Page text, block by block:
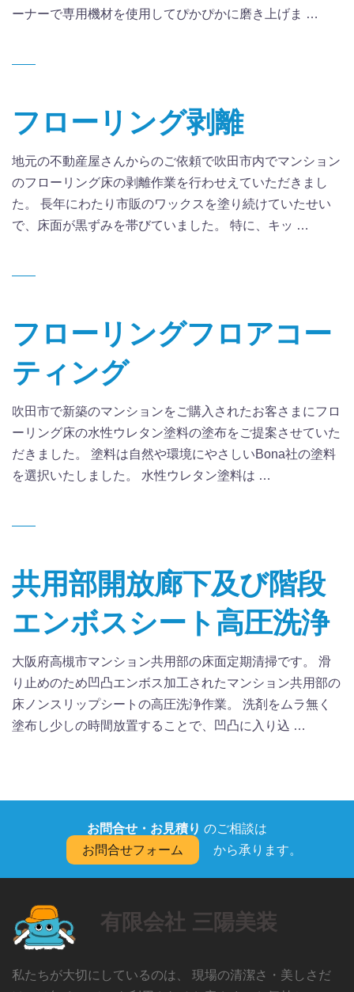
ーナーで専用機材を使用してぴかぴかに磨き上げま …
フローリング剥離
地元の不動産屋さんからのご依頼で吹田市内でマンション
のフローリング床の剥離作業を行わせえていただきまし
た。 長年にわたり市販のワックスを塗り続けていたせい
で、床面が黒ずみを帯びていました。 特に、キッ …
フローリングフロアコー
ティング
吹田市で新築のマンションをご購入されたお客さまにフロ
ーリング床の水性ウレタン塗料の塗布をご提案させていた
だきました。 塗料は自然や環境にやさしいBona社の塗料
を選択いたしました。 水性ウレタン塗料は …
共用部開放廊下及び階段
エンボスシート高圧洗浄
大阪府高槻市マンション共用部の床面定期清掃です。 滑
り止めのため凹凸エンボス加工されたマンション共用部の
床ノンスリップシートの高圧洗浄作業。 洗剤をムラ無く
塗布し少しの時間放置することで、凹凸に入り込 …
お問合せ・お見積り のご相談は
お問合せフォーム
から承ります。
有限会社 三陽美装
私たちが大切にしているのは、 現場の清潔さ・美しさだ